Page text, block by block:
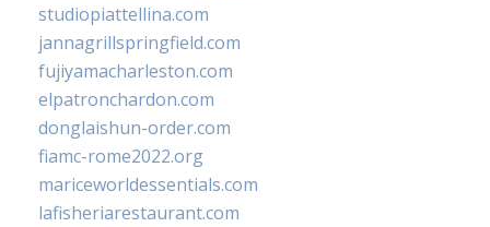
studiopiattellina.com
jannagrillspringfield.com
fujiyamacharleston.com
elpatronchardon.com
donglaishun-order.com
fiamc-rome2022.org
mariceworldessentials.com
lafisheriarestaurant.com